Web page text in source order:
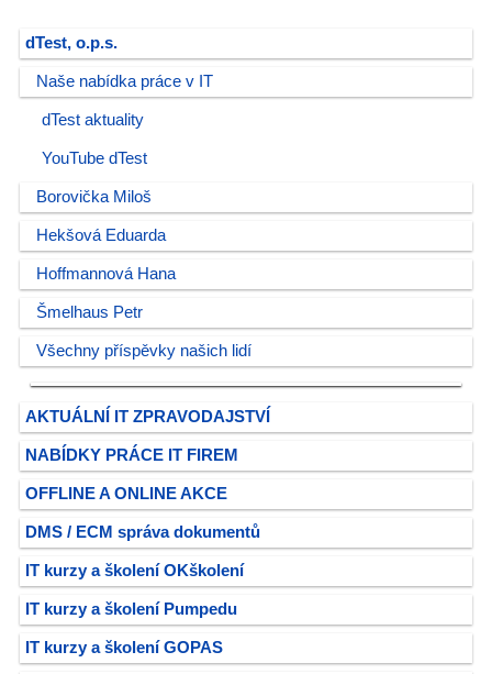
dTest, o.p.s.
Naše nabídka práce v IT
dTest aktuality
YouTube dTest
Borovička Miloš
Hekšová Eduarda
Hoffmannová Hana
Šmelhaus Petr
Všechny příspěvky našich lidí
AKTUÁLNÍ IT ZPRAVODAJSTVÍ
NABÍDKY PRÁCE IT FIREM
OFFLINE A ONLINE AKCE
DMS / ECM správa dokumentů
IT kurzy a školení OKškolení
IT kurzy a školení Pumpedu
IT kurzy a školení GOPAS